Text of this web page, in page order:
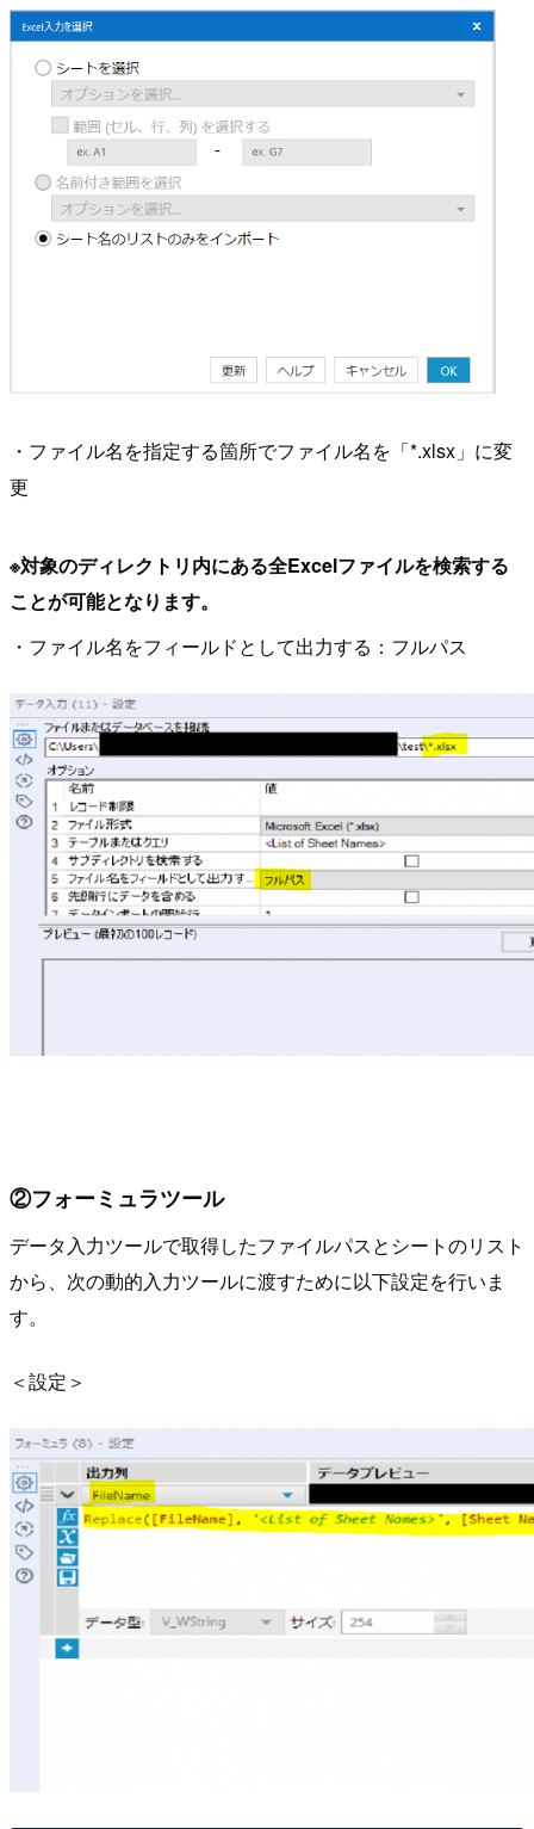
・ファイル名を指定する箇所でファイル名を「*.xlsx」に変
更
※対象のディレクトリ内にある全Excelファイルを検索する
ことが可能となります。
・ファイル名をフィールドとして出力する：フルパス
②フォーミュラツール
データ入力ツールで取得したファイルパスとシートのリスト
から、次の動的入力ツールに渡すために以下設定を行いま
す。
＜設定＞